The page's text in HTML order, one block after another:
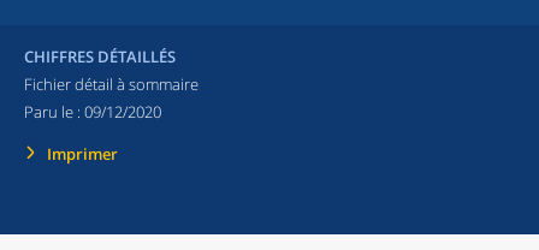
CHIFFRES DÉTAILLÉS
Fichier détail à sommaire
Paru le : 09/12/2020
Imprimer